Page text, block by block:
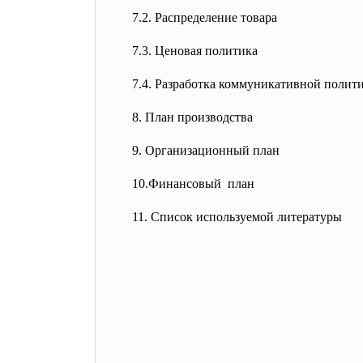
7.2. Распределение товара
7.3. Ценовая политика
7.4. Разработка коммуникативной
8. План производства
9. Организационный план
10.Финансовый план
11. Список используемой литературы